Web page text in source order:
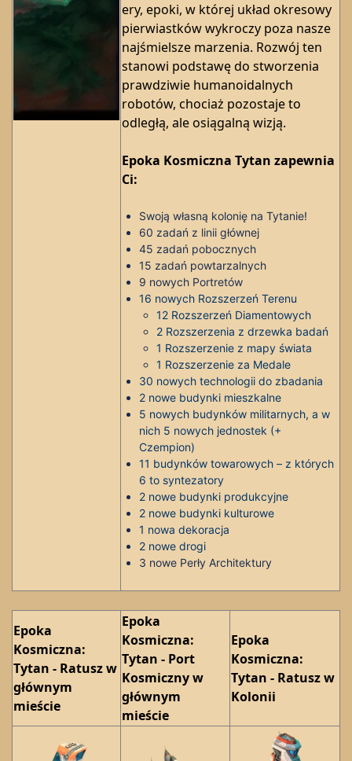
ery, epoki, w której układ okresowy
pierwiastków wykroczy poza nasze
najśmielsze marzenia. Rozwój ten
stanowi podstawę do stworzenia
prawdziwie humanoidalnych
robotów, chociaż pozostaje to
odległą, ale osiągalną wizją.
Epoka Kosmiczna Tytan zapewnia
Ci:
Swoją własną kolonię na Tytanie!
60 zadań z linii głównej
45 zadań pobocznych
15 zadań powtarzalnych
9 nowych Portretów
16 nowych Rozszerzeń Terenu
12 Rozszerzeń Diamentowych
2 Rozszerzenia z drzewka badań
1 Rozszerzenie z mapy świata
1 Rozszerzenie za Medale
30 nowych technologii do zbadania
2 nowe budynki mieszkalne
5 nowych budynków militarnych, a w
nich 5 nowych jednostek (+
Czempion)
11 budynków towarowych – z których
6 to syntezatory
2 nowe budynki produkcyjne
2 nowe budynki kulturowe
1 nowa dekoracja
2 nowe drogi
3 nowe Perły Architektury
Epoka
Kosmiczna:
Tytan - Ratusz w
głównym
mieście
Epoka
Kosmiczna:
Tytan - Port
Kosmiczny w
głównym
mieście
Epoka
Kosmiczna:
Tytan - Ratusz w
Kolonii